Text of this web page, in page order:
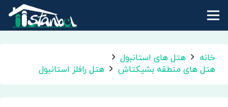
خانه
هتل های استانبول
هتل های منطقه بشیکتاش
هتل رافلز استانبول